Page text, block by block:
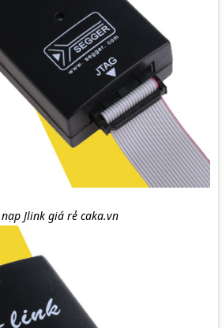
Jlink giá rẻ caka.vn